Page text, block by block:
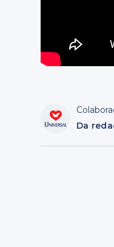
Da